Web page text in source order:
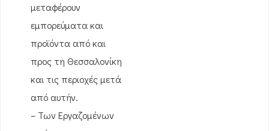
μεταφέρουν
εμπορεύματα και
προϊόντα από και
προς τη Θεσσαλονίκη
και τις περιοχές μετά
από αυτήν.
– Των Εργαζομένων